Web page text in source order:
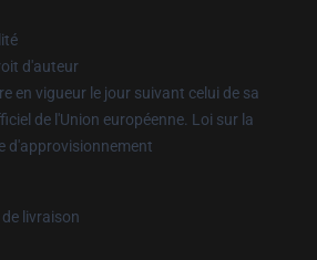
d'auteur
en vigueur le jour suivant celui de sa
de l'Union européenne. Loi sur la
d'approvisionnement
livraison